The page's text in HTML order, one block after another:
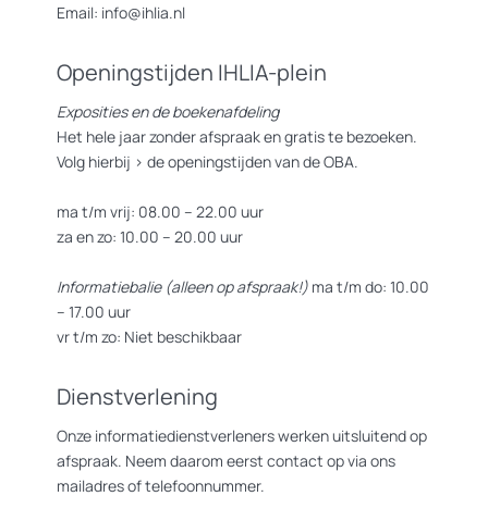
Email: info@ihlia.nl
Openingstijden IHLIA-plein
Exposities en de boekenafdeling
Het hele jaar zonder afspraak en gratis te bezoeken.
Volg hierbij > de openingstijden van de OBA.
ma t/m vrij: 08.00 – 22.00 uur
za en zo: 10.00 – 20.00 uur
Informatiebalie (alleen op afspraak!) ma t/m do: 10.00
– 17.00 uur
vr t/m zo: Niet beschikbaar
Dienstverlening
Onze informatiedienstverleners werken uitsluitend op
afspraak. Neem daarom eerst contact op via ons
mailadres of telefoonnummer.